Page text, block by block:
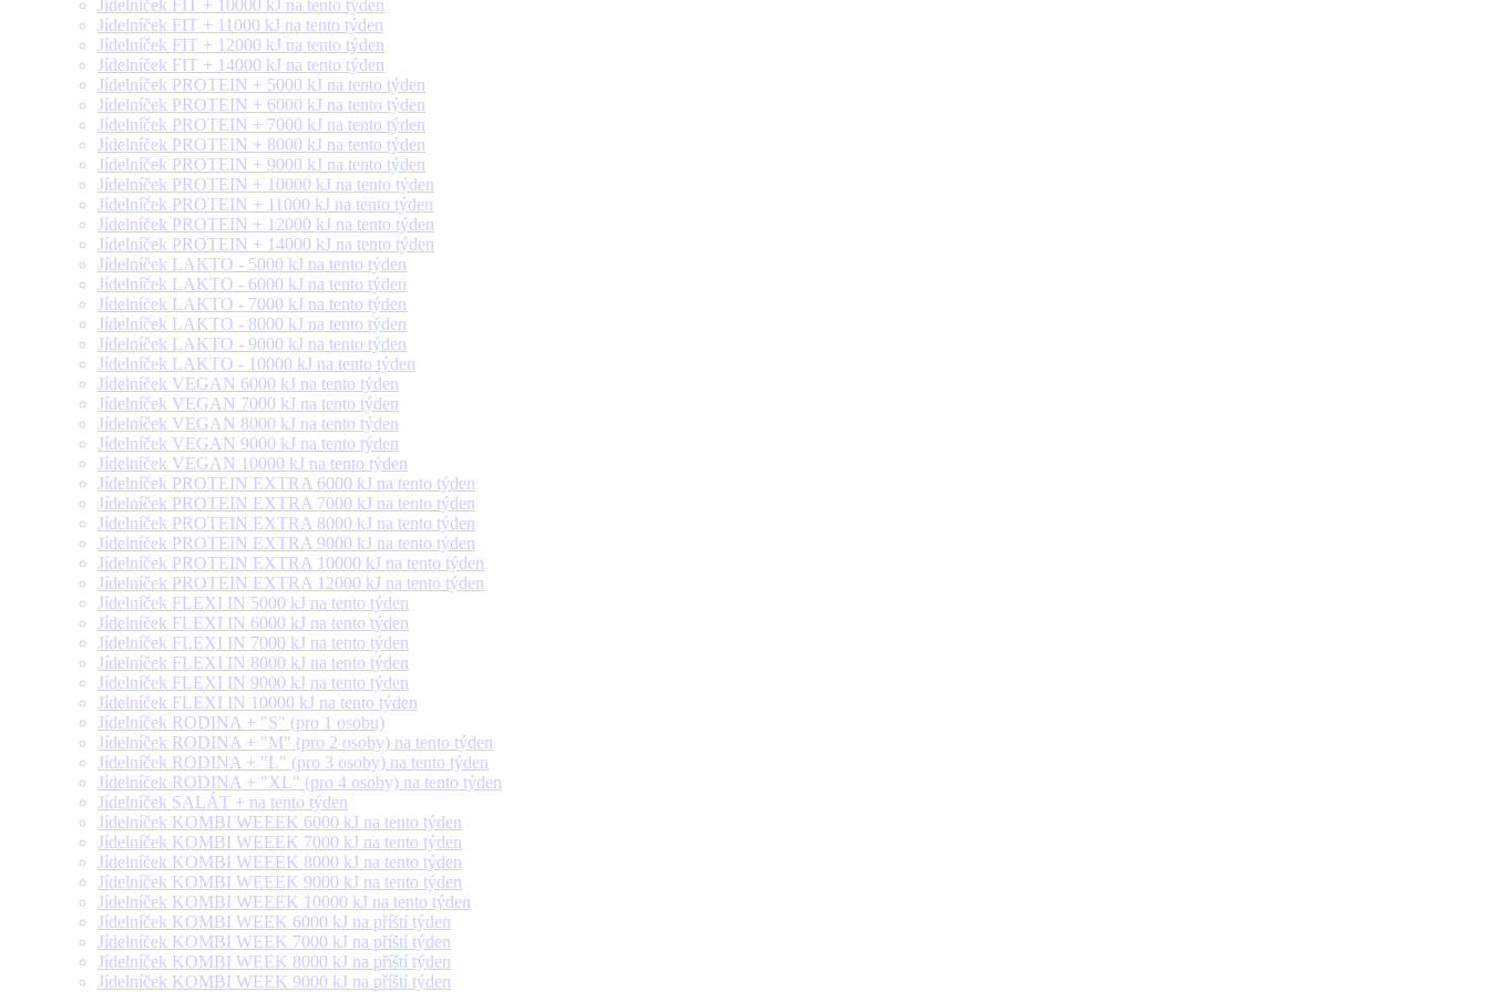
Jídelníček FIT + 10000 kJ na tento týden
Jídelníček FIT + 11000 kJ na tento týden
Jídelníček FIT + 12000 kJ na tento týden
Jídelníček FIT + 14000 kJ na tento týden
Jídelníček PROTEIN + 5000 kJ na tento týden
Jídelníček PROTEIN + 6000 kJ na tento týden
Jídelníček PROTEIN + 7000 kJ na tento týden
Jídelníček PROTEIN + 8000 kJ na tento týden
Jídelníček PROTEIN + 9000 kJ na tento týden
Jídelníček PROTEIN + 10000 kJ na tento týden
Jídelníček PROTEIN + 11000 kJ na tento týden
Jídelníček PROTEIN + 12000 kJ na tento týden
Jídelníček PROTEIN + 14000 kJ na tento týden
Jídelníček LAKTO - 5000 kJ na tento týden
Jídelníček LAKTO - 6000 kJ na tento týden
Jídelníček LAKTO - 7000 kJ na tento týden
Jídelníček LAKTO - 8000 kJ na tento týden
Jídelníček LAKTO - 9000 kJ na tento týden
Jídelníček LAKTO - 10000 kJ na tento týden
Jídelníček VEGAN 6000 kJ na tento týden
Jídelníček VEGAN 7000 kJ na tento týden
Jídelníček VEGAN 8000 kJ na tento týden
Jídelníček VEGAN 9000 kJ na tento týden
Jídelníček VEGAN 10000 kJ na tento týden
Jídelníček PROTEIN EXTRA 6000 kJ na tento týden
Jídelníček PROTEIN EXTRA 7000 kJ na tento týden
Jídelníček PROTEIN EXTRA 8000 kJ na tento týden
Jídelníček PROTEIN EXTRA 9000 kJ na tento týden
Jídelníček PROTEIN EXTRA 10000 kJ na tento týden
Jídelníček PROTEIN EXTRA 12000 kJ na tento týden
Jídelníček FLEXI IN 5000 kJ na tento týden
Jídelníček FLEXI IN 6000 kJ na tento týden
Jídelníček FLEXI IN 7000 kJ na tento týden
Jídelníček FLEXI IN 8000 kJ na tento týden
Jídelníček FLEXI IN 9000 kJ na tento týden
Jídelníček FLEXI IN 10000 kJ na tento týden
Jídelníček RODINA + "S" (pro 1 osobu)
Jídelníček RODINA + "M" (pro 2 osoby) na tento týden
Jídelníček RODINA + "L" (pro 3 osoby) na tento týden
Jídelníček RODINA + "XL" (pro 4 osoby) na tento týden
Jídelníček SALÁT + na tento týden
Jídelníček KOMBI WEEEK 6000 kJ na tento týden
Jídelníček KOMBI WEEEK 7000 kJ na tento týden
Jídelníček KOMBI WEEEK 8000 kJ na tento týden
Jídelníček KOMBI WEEEK 9000 kJ na tento týden
Jídelníček KOMBI WEEEK 10000 kJ na tento týden
Jídelníček KOMBI WEEK 6000 kJ na příští týden
Jídelníček KOMBI WEEK 7000 kJ na příští týden
Jídelníček KOMBI WEEK 8000 kJ na příští týden
Jídelníček KOMBI WEEK 9000 kJ na příští týden